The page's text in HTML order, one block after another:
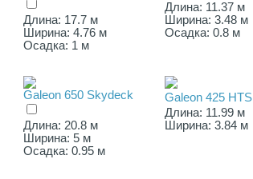
Длина: 17.7 м
Ширина: 4.76 м
Осадка: 1 м
Длина: 11.37 м
Ширина: 3.48 м
Осадка: 0.8 м
Galeon 650 Skydeck
Длина: 20.8 м
Ширина: 5 м
Осадка: 0.95 м
Galeon 425 HTS
Длина: 11.99 м
Ширина: 3.84 м